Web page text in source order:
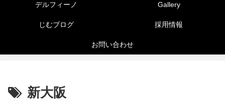
デルフィーノ Gallery
じむブログ 採用情報
お問い合わせ
新大阪